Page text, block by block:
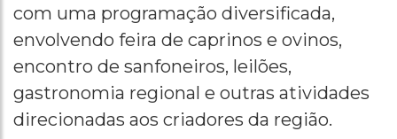
com uma programação diversificada,
envolvendo feira de caprinos e ovinos,
encontro de sanfoneiros, leilões,
gastronomia regional e outras atividades
direcionadas aos criadores da região.